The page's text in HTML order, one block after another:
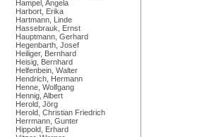
Hampel, Angela
Harbort, Erika
Hartmann, Linde
Hassebrauk, Ernst
Hauptmann, Gerhard
Hegenbarth, Josef
Heiliger, Bernhard
Heisig, Bernhard
Helfenbein, Walter
Hendrich, Hermann
Henne, Wolfgang
Hennig, Albert
Herold, Jörg
Herold, Christian Friedrich
Herrmann, Gunter
Hippold, Erhard